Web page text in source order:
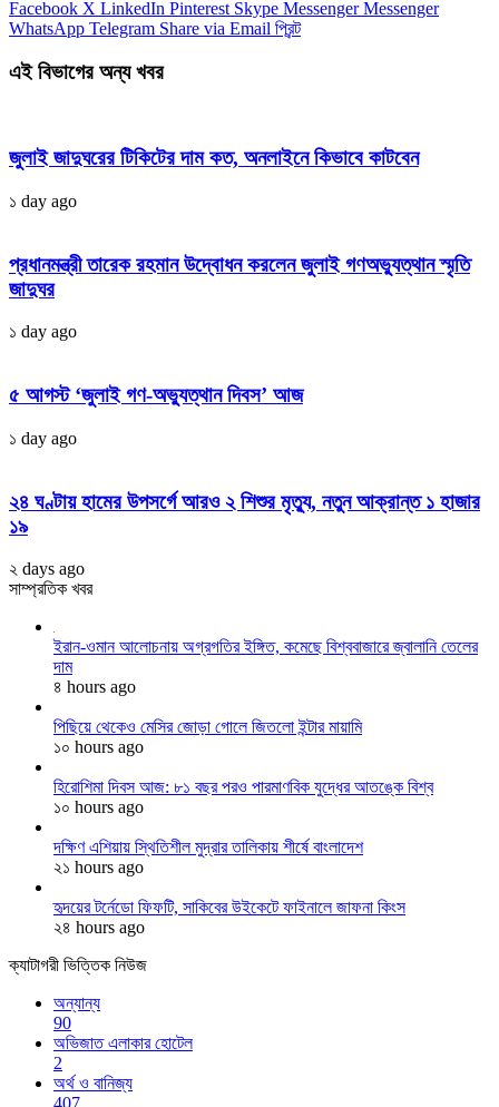
Facebook X LinkedIn Pinterest Skype Messenger Messenger
WhatsApp Telegram Share via Email প্রিন্ট
এই বিভাগের অন্য খবর
জুলাই জাদুঘরের টিকিটের দাম কত, অনলাইনে কিভাবে কাটবেন
১ day ago
প্রধানমন্ত্রী তারেক রহমান উদ্বোধন করলেন জুলাই গণঅভ্যুত্থান স্মৃতি
জাদুঘর
১ day ago
৫ আগস্ট ‘জুলাই গণ-অভ্যুত্থান দিবস’ আজ
১ day ago
২৪ ঘণ্টায় হামের উপসর্গে আরও ২ শিশুর মৃত্যু, নতুন আক্রান্ত ১ হাজার
১৯
২ days ago
সাম্প্রতিক খবর
ইরান-ওমান আলোচনায় অগ্রগতির ইঙ্গিত, কমেছে বিশ্ববাজারে জ্বালানি তেলের
দাম
৪ hours ago
পিছিয়ে থেকেও মেসির জোড়া গোলে জিতলো ইন্টার মায়ামি
১০ hours ago
হিরোশিমা দিবস আজ: ৮১ বছর পরও পারমাণবিক যুদ্ধের আতঙ্কে বিশ্ব
১০ hours ago
দক্ষিণ এশিয়ায় স্থিতিশীল মুদ্রার তালিকায় শীর্ষে বাংলাদেশ
২১ hours ago
হৃদয়ের টর্নেডো ফিফটি, সাকিবের উইকেটে ফাইনালে জাফনা কিংস
২৪ hours ago
ক্যাটাগরী ভিত্তিক নিউজ
অন্যান্য
90
অভিজাত এলাকার হোটেল
2
অর্থ ও বানিজ্য